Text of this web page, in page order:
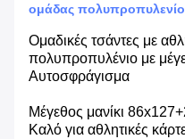
ομάδας
Ομαδικές τσάντες με
πολυπροπυλένιο με
Αυτοσφράγισμα
Μέγεθος μανίκι
Καλό για αθλητικές